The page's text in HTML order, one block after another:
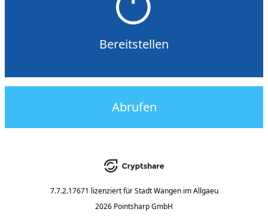
Bereitstellen
Abrufen
7.7.2.17671 lizenziert für Stadt Wangen im Allgaeu
2026 Pointsharp GmbH